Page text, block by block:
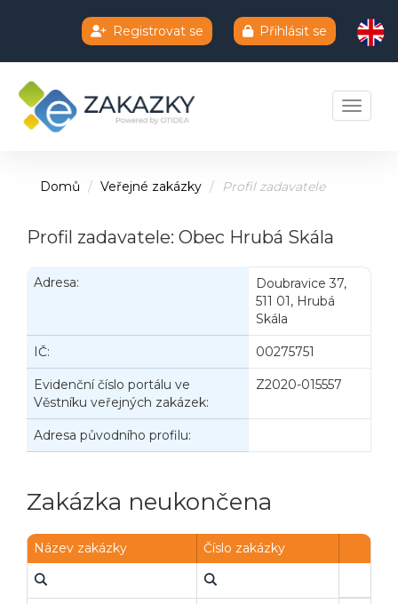
Registrovat se Přihlásit se
Toggle
Domů Veřejné zakázky Profil zadavatele
Profil zadavatele: Obec Hrubá Skála
Adresa:
Doubravice 37,
511 01, Hrubá
Skála
IČ: 00275751
Evidenční číslo portálu ve
Věstníku veřejných zakázek:
Z2020-015557
Adresa původního profilu:
Zakázka neukončena
Název zakázky Číslo zakázky
Chatbot e-zakazky